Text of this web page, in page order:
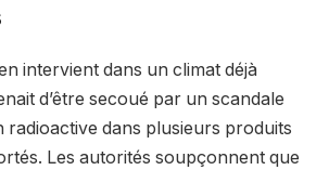
intervient dans un climat déjà
d’être secoué par un scandale
radioactive dans plusieurs produits
Les autorités soupçonnent que